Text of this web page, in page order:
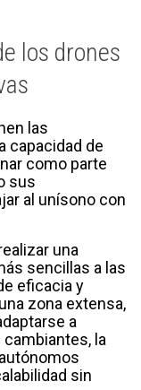
los drones
las
capacidad de
como parte
sus
al unísono con
una
sencillas a las
eficacia y
zona extensa,
a
la
sin